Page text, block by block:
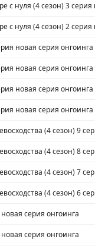
нуля (4 сезон) 3 серия
нуля (4 сезон) 2 серия
новая серия онгоинга
новая серия онгоинга
новая серия онгоинга
новая серия онгоинга
(4 сезон) 9
(4 сезон) 8
(4 сезон) 7
(4 сезон) 6
серия онгоинга
серия онгоинга